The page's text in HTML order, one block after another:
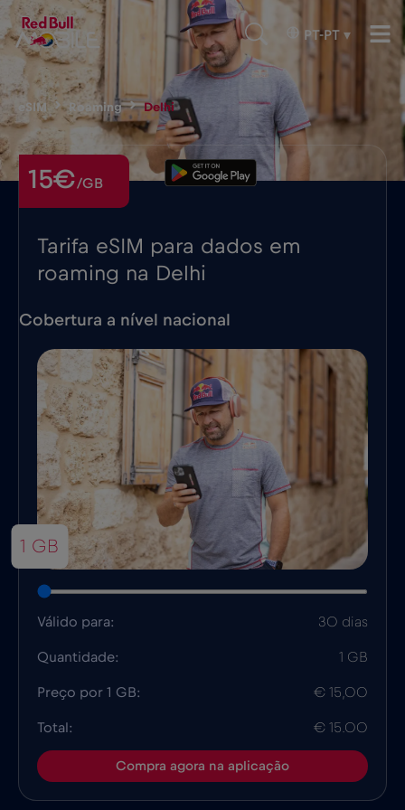
PT-PT ▾
eSIM Roaming Delhi
Tarifa eSIM para dados em
roaming na Delhi
15€/GB
Cobertura a nível nacional
1 GB
Válido para: 30 dias
Quantidade: 1 GB
Preço por 1 GB: € 15,00
Total: € 15.00
Compra agora na aplicação